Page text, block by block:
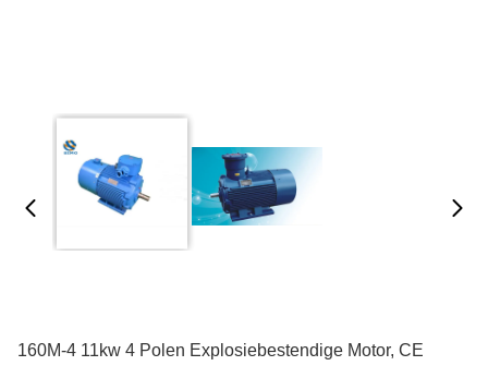
160M-4 11kw 4 Polen Explosiebestendige Motor, CE